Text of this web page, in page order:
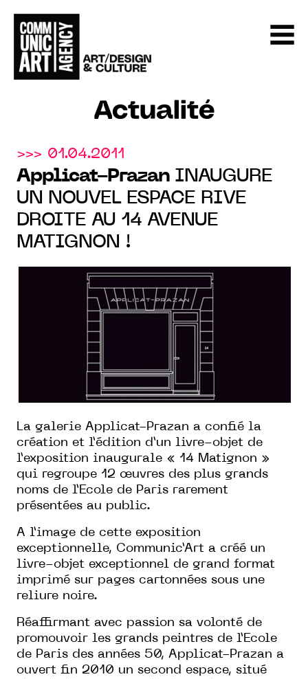
Actualité
>>> 01.04.2011
Applicat-Prazan INAUGURE
UN NOUVEL ESPACE RIVE
DROITE AU 14 AVENUE
MATIGNON !
La galerie Applicat-Prazan a confié la
création et l’édition d’un livre-objet de
l’exposition inaugurale « 14 Matignon »
qui regroupe 12 œuvres des plus grands
noms de l’Ecole de Paris rarement
présentées au public.
A l’image de cette exposition
exceptionnelle, Communic’Art a créé un
livre-objet exceptionnel de grand format
imprimé sur pages cartonnées sous une
reliure noire.
Réaffirmant avec passion sa volonté de
promouvoir les grands peintres de l’Ecole
de Paris des années 50, Applicat-Prazan a
ouvert fin 2010 un second espace, situé